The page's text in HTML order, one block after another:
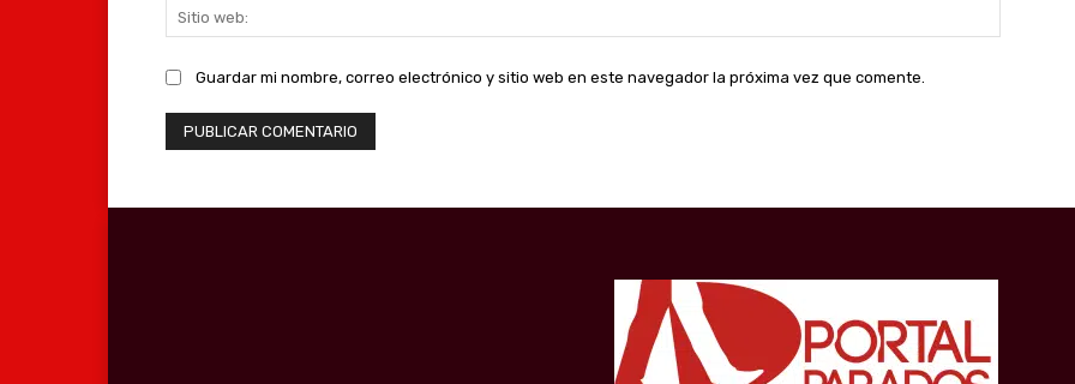
web:
Guardar mi nombre, correo electrónico y sitio web en este navegador la próxima vez que comente.